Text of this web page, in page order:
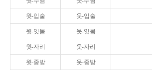
윗-입술 웃-입술
윗-잇몸 웃-잇몸
윗-자리 웃-자리
윗-중방 웃-중방